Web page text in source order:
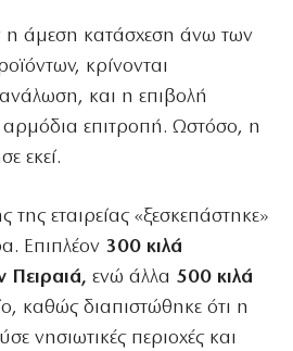
η άμεση κατάσχεση άνω των
κρίνονται
και η επιβολή
επιτροπή. Ωστόσο, η
εκεί.
της εταιρείας «ξεσκεπάστηκε»
Επιπλέον 300 κιλά
Πειραιά, ενώ άλλα 500 κιλά
καθώς διαπιστώθηκε ότι η
νησιωτικές περιοχές και